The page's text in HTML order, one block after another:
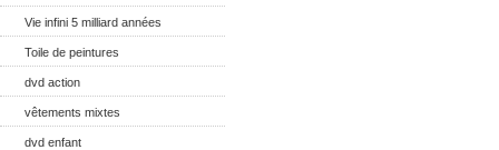
Vie infini 5 milliard années
Toile de peintures
dvd action
vêtements mixtes
dvd enfant